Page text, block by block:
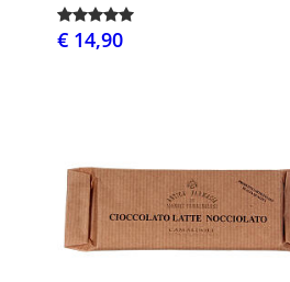
€ 14,90